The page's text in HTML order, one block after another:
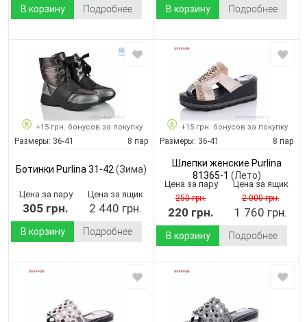
В корзину Подробнее В корзину Подробнее
+15 грн. бонусов за покупку
Размеры: 36-41 8 пар
Ботинки Purlina 31-42(Зима)
Цена за пару
305 грн.
Цена за ящик
2 440 грн.
В корзину Подробнее
+15 грн. бонусов за покупку
Размеры: 36-41 8 пар
Шлепки женские Purlina
81365-1 (Лето)
Цена за пару
250 грн.
220 грн.
Цена за ящик
2 000 грн.
1 760 грн.
В корзину Подробнее